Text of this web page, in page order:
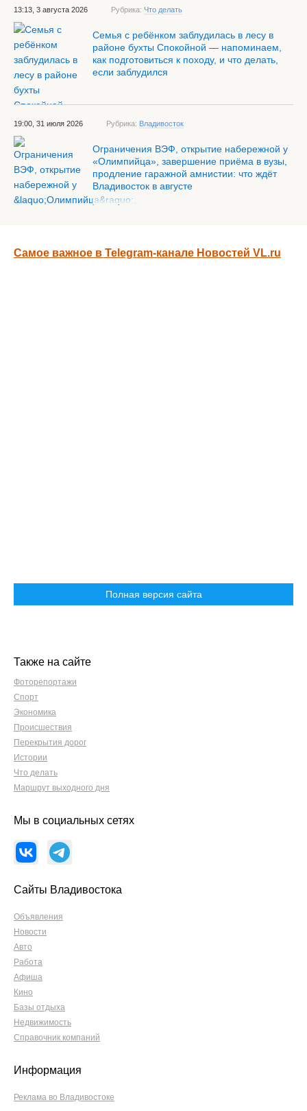
13:13, 3 августа 2026 Рубрика: Что делать
Семья с ребёнком заблудилась в лесу в
районе бухты Спокойной — напоминаем,
как подготовиться к походу, и что делать,
если заблудился
19:00, 31 июля 2026 Рубрика: Владивосток
Ограничения ВЭФ, открытие набережной у
«Олимпийца», завершение приёма в вузы,
продление гаражной амнистии: что ждёт
Владивосток в августе
Самое важное в Telegram-канале Новостей VL.ru
Полная версия сайта
Также на сайте
Фоторепортажи
Спорт
Экономика
Происшествия
Перекрытия дорог
Истории
Что делать
Маршрут выходного дня
Мы в социальных сетях
Сайты Владивостока
Объявления
Новости
Авто
Работа
Афиша
Кино
Базы отдыха
Недвижимость
Справочник компаний
Информация
Реклама во Владивостоке